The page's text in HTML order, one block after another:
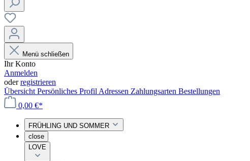
Menü schließen
Ihr Konto
Anmelden
oderregistrieren
Übersicht Persönliches Profil Adressen Zahlungsarten Bestellungen
0,00 €*
FRÜHLING UND SOMMER
close
LOVE